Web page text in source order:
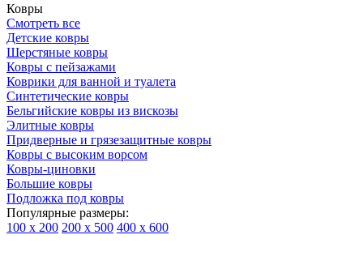
Ковры
Смотреть все
Детские ковры
Шерстяные ковры
Ковры с пейзажами
Коврики для ванной и туалета
Синтетические ковры
Бельгийские ковры из вискозы
Элитные ковры
Придверные и грязезащитные ковры
Ковры с высоким ворсом
Ковры-циновки
Большие ковры
Подложка под ковры
Популярные размеры:
100 х 200 200 х 500 400 х 600